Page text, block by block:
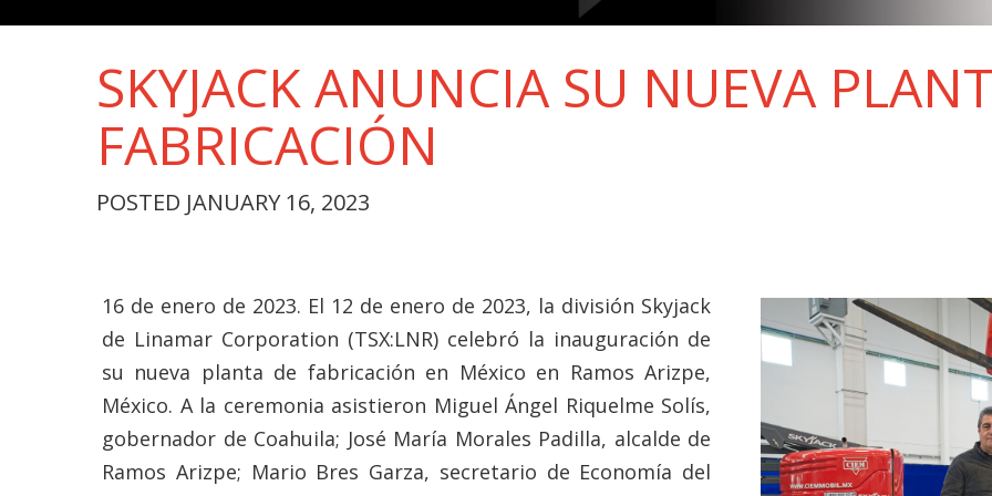
SKYJACK ANUNCIA SU NUEVA
FABRICACIÓN
POSTED JANUARY 16, 2023
16 de enero de 2023. El 12 de enero de 2023, la división Skyjack
de Linamar Corporation (TSX:LNR) celebró la inauguración de
su nueva planta de fabricación en México en Ramos Arizpe,
México. A la ceremonia asistieron Miguel Ángel Riquelme Solís,
gobernador de Coahuila; José María Morales Padilla, alcalde de
Ramos Arizpe; Mario Bres Garza, secretario de Economía del